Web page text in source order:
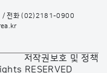
/ 전화(02)2181-0900
저작권보호 및 정책
RESERVED